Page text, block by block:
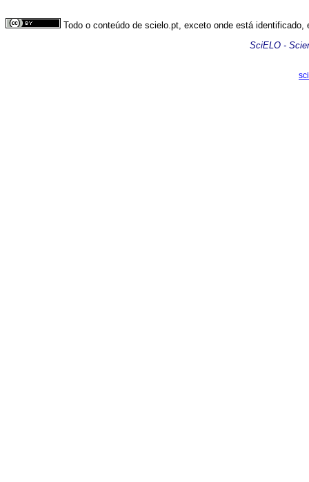
Todo o conteúdo de scielo.pt, exceto onde está
SciELO -